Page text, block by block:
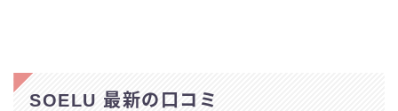
SOELU 最新の口コミ